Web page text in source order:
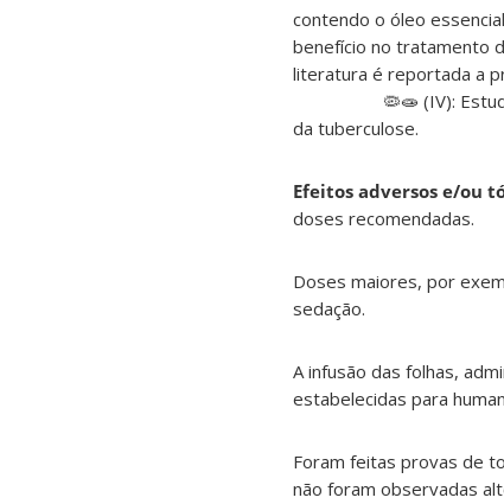
contendo o óleo
benefício no
literatura é
🦠🧫 (IV): Estudo
da tuberculose.
Efeitos adversos e/ou
doses recomendadas.
Doses maiores, por
sedação.
A infusão das folhas,
estabelecidas para
Foram feitas provas de
não foram observadas